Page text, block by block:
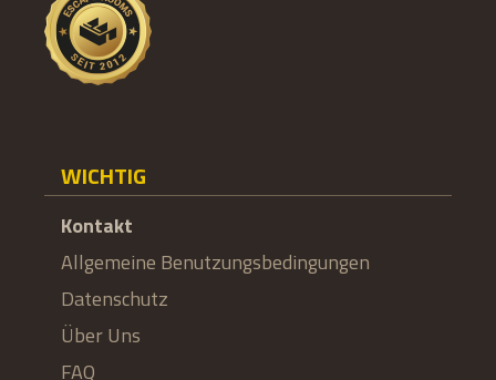
WICHTIG
Kontakt
Allgemeine Benutzungsbedingungen
Datenschutz
Über Uns
FAQ